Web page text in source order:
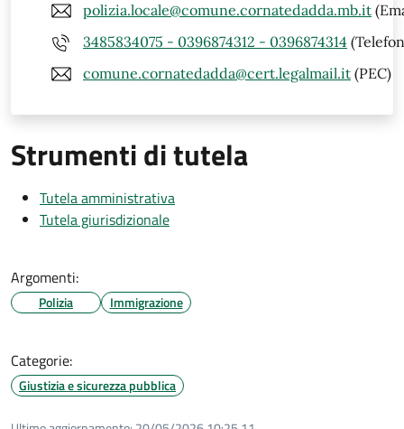
polizia.locale@comune.cornatedadda.mb.it
3485834075 - 0396874312 - 0396874314
comune.cornatedadda@cert.legalmail.it (PEC)
Strumenti di tutela
Tutela amministrativa
Tutela giurisdizionale
Argomenti:
Polizia Immigrazione
Categorie:
Giustizia e sicurezza pubblica